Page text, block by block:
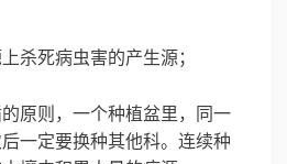
杀死病虫害的产生源；
原则，一个种植盆里，同一
一定要换种其他科。连续种